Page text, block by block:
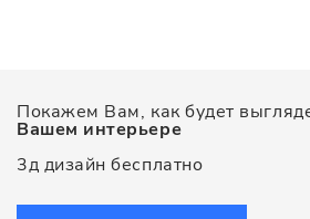
Покажем Вам, как будет
Вашем интерьере
3д дизайн бесплатно